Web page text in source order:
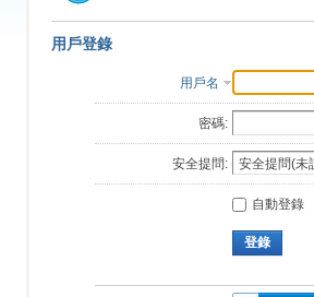
用戶登錄
用戶名
密碼:
安全提問:
自動登錄
登錄